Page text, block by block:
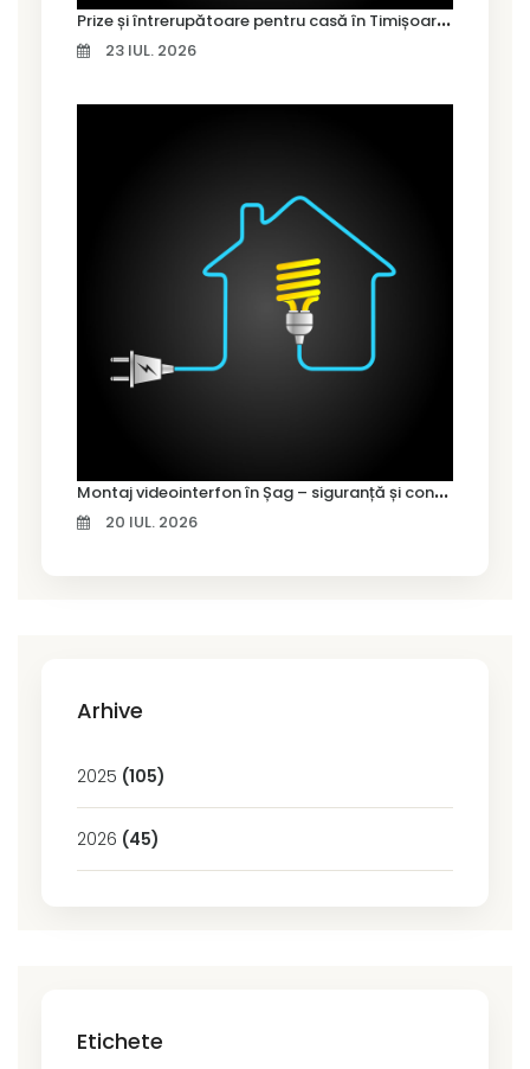
P
rize și întrerupătoare pentru casă în Timișoara – cum alegi variantele potrivite
23 IUL. 2026
M
ontaj videointerfon în Șag – siguranță și control pentru locuința ta
20 IUL. 2026
Arhive
2025 (105)
2026 (45)
Etichete